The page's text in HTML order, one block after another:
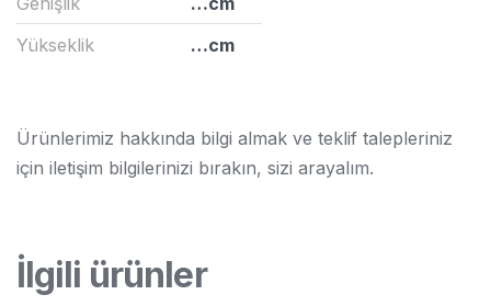
Yükseklik
…cm
Ürünlerimiz hakkında bilgi almak ve teklif talepleriniz
için iletişim bilgilerinizi bırakın, sizi arayalım.
İlgili ürünler